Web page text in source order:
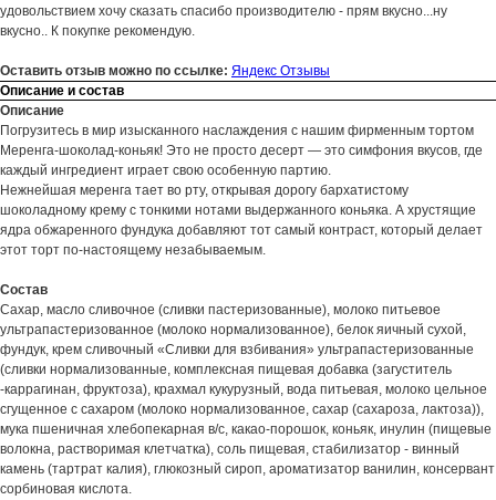
удовольствием хочу сказать спасибо производителю - прям вкусно...ну
вкусно.. К покупке рекомендую.
Оставить отзыв можно по ссылке: Яндекс Отзывы
Описание и состав
Описание
Погрузитесь в мир изысканного наслаждения с нашим фирменным тортом
Меренга-шоколад-коньяк! Это не просто десерт — это симфония вкусов, где
каждый ингредиент играет свою особенную партию.
Нежнейшая меренга тает во рту, открывая дорогу бархатистому
шоколадному крему с тонкими нотами выдержанного коньяка. А хрустящие
ядра обжаренного фундука добавляют тот самый контраст, который делает
этот торт по-настоящему незабываемым.
Состав
Сахар, масло сливочное (сливки пастеризованные), молоко питьевое
ультрапастеризованное (молоко нормализованное), белок яичный сухой,
фундук, крем сливочный «Сливки для взбивания» ультрапастеризованные
(сливки нормализованные, комплексная пищевая добавка (загуститель
-каррагинан, фруктоза), крахмал кукурузный, вода питьевая, молоко цельное
сгущенное с сахаром (молоко нормализованное, сахар (сахароза, лактоза)),
мука пшеничная хлебопекарная в/с, какао-порошок, коньяк, инулин (пищевые
волокна, растворимая клетчатка), соль пищевая, стабилизатор - винный
камень (тартрат калия), глюкозный сироп, ароматизатор ванилин, консервант
сорбиновая кислота.